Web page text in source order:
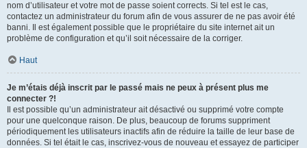
nom d’utilisateur et votre mot de passe soient corrects. Si tel est le cas,
contactez un administrateur du forum afin de vous assurer de ne pas avoir été
banni. Il est également possible que le propriétaire du site internet ait un
problème de configuration et qu’il soit nécessaire de la corriger.
Haut
Je m’étais déjà inscrit par le passé mais ne peux à présent plus me
connecter ?!
Il est possible qu’un administrateur ait désactivé ou supprimé votre compte
pour une quelconque raison. De plus, beaucoup de forums suppriment
périodiquement les utilisateurs inactifs afin de réduire la taille de leur base de
données. Si tel était le cas, inscrivez-vous de nouveau et essayez de participer